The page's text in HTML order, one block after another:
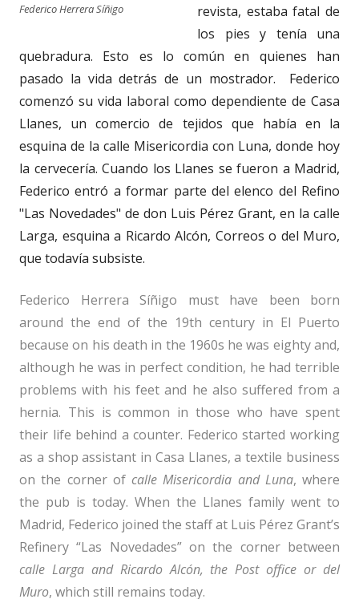
Federico Herrera Síñigo
revista, estaba fatal de
los pies y tenía una
quebradura. Esto es lo común en quienes han
pasado la vida detrás de un mostrador. Federico
comenzó su vida laboral como dependiente de Casa
Llanes, un comercio de tejidos que había en la
esquina de la calle Misericordia con Luna, donde hoy
la cervecería. Cuando los Llanes se fueron a Madrid,
Federico entró a formar parte del elenco del Refino
"Las Novedades" de don Luis Pérez Grant, en la calle
Larga, esquina a Ricardo Alcón, Correos o del Muro,
que todavía subsiste.
Federico Herrera Síñigo must have been born
around the end of the 19th century in El Puerto
because on his death in the 1960s he was eighty and,
although he was in perfect condition, he had terrible
problems with his feet and he also suffered from a
hernia. This is common in those who have spent
their life behind a counter. Federico started working
as a shop assistant in Casa Llanes, a textile business
on the corner of calle Misericordia and Luna, where
the pub is today. When the Llanes family went to
Madrid, Federico joined the staff at Luis Pérez Grant’s
Refinery “Las Novedades” on the corner between
calle Larga and Ricardo Alcón, the Post office or del
Muro, which still remains today.